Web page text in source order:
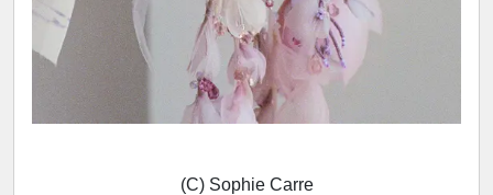
(C) Sophie Carre